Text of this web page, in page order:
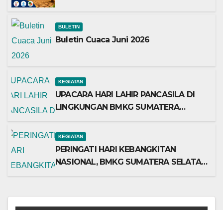
BULETIN
Buletin Cuaca Juni 2026
KEGIATAN
UPACARA HARI LAHIR PANCASILA DI
LINGKUNGAN BMKG SUMATERA
KEGIATAN
PERINGATI HARI KEBANGKITAN
NASIONAL, BMKG SUMATERA SELATAN